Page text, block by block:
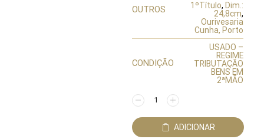
OUTROS
1ºTítulo, Dim.:
24,8cm,
Ourivesaria
Cunha, Porto
CONDIÇÃO
USADO –
REGIME
TRIBUTAÇÃO
BENS EM
2ªMÃO
ADICIONAR